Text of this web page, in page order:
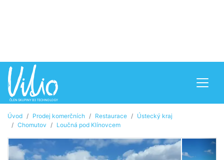
Úvod Prodej komerčních Restaurace
Ústecký kraj
Chomutov
Loučná pod Klínovcem